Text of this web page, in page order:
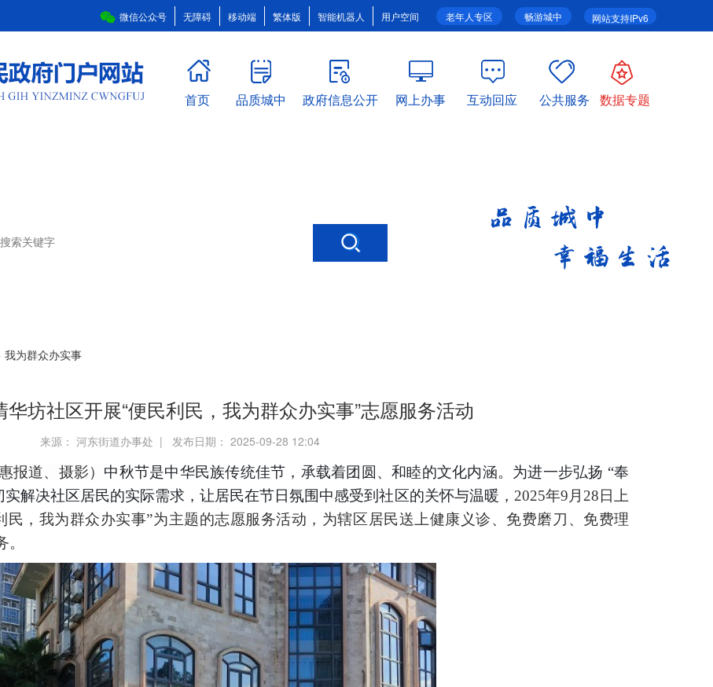
网站支持IPv6
畅游城中
老年人专区
微信公众号 无障碍 移动端 繁体版 智能机器人 用户空间
首页 品质城中 政府信息公开 网上办事 互动回应 公共服务 数据专题
我为群众办实事
华坊社区开展“便民利民，我为群众办实事”志愿服务活动
来源： 河东街道办事处 | 发布日期： 2025-09-28 12:04
报道、摄影） 中秋节是中华民族传统佳节，承载着团圆、和睦的文化内涵。为进一步弘扬 “奉
解决社区居民的实际需求，让居民在节日氛围中感受到社区的关怀与温暖， 2025年9月28日上
民，我为群众办实事”为主题的志愿服务活动 ， 为辖 区 居民送上健康义诊、免费磨刀、免费理
。